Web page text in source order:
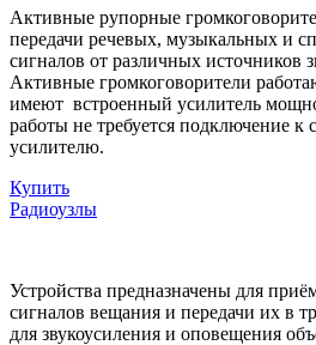
Активные рупорные
передачи речевых, музыкальных и
сигналов от различных источников
Активные громкоговорители
имеют встроенный усилитель
работы не требуется подключение к
усилителю.
Купить
Радиоузлы
Устройства предназначены для
сигналов вещания и передачи их в
для звукоусиления и оповещения